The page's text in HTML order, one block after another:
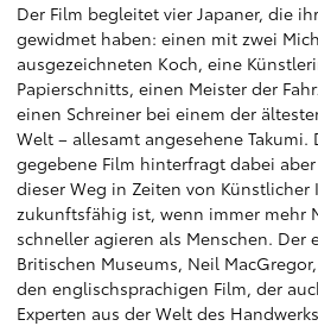
Der Film begleitet vier Japaner, die
gewidmet haben: einen mit zwei
ausgezeichneten Koch, eine
Papierschnitts, einen Meister der
einen Schreiner bei einem der
Welt – allesamt angesehene Takumi.
gegebene Film hinterfragt dabei
dieser Weg in Zeiten von Künstlicher
zukunftsfähig ist, wenn immer mehr
schneller agieren als Menschen. Der
Britischen Museums, Neil
den englischsprachigen Film, der
Experten aus der Welt des